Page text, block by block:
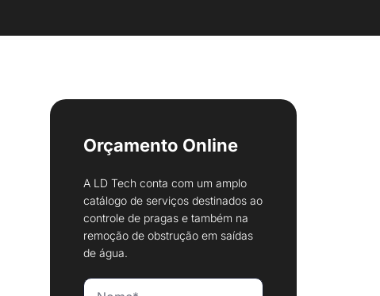
Orçamento Online
A LD Tech conta com um amplo
catálogo de serviços destinados ao
controle de pragas e também na
remoção de obstrução em saídas
de água.